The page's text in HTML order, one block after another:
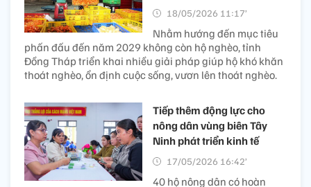
18/05/2026 11:17’
Nhằm hướng đến mục tiêu
phấn đấu đến năm 2029 không còn hộ nghèo, tỉnh
Đồng Tháp triển khai nhiều giải pháp giúp hộ khó khăn
thoát nghèo, ổn định cuộc sống, vươn lên thoát nghèo.
Tiếp thêm động lực cho
nông dân vùng biên Tây
Ninh phát triển kinh tế
17/05/2026 16:42’
40 hộ nông dân có hoàn